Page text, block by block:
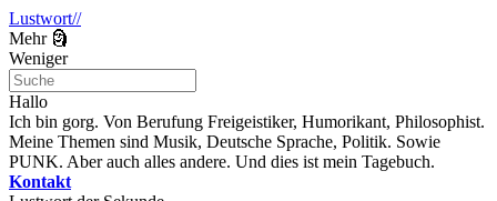
Lustwort//
Mehr 🗿
Weniger
Hallo
Ich bin gorg. Von Berufung Freigeistiker, Humorikant, Philosophist.
Meine Themen sind Musik, Deutsche Sprache, Politik. Sowie
PUNK. Aber auch alles andere. Und dies ist mein Tagebuch.
Kontakt